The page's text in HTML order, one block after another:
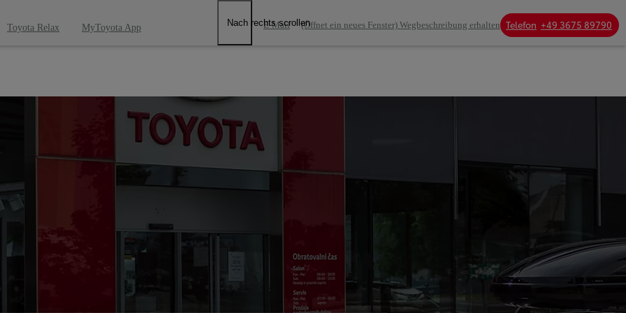
Toyota Relax MyToyota App Nach rechts scrollen
E-Mail (Öffnet ein neues Fenster) Wegbeschreibung erhalten Telefon +49 3675 89790